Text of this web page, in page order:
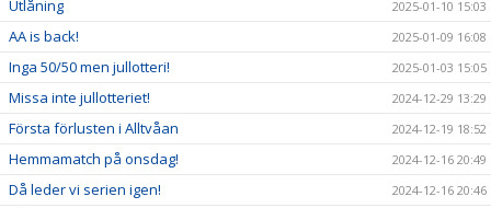
Utlåning 2025-01-10 15:03
AA is back! 2025-01-09 16:08
Inga 50/50 men jullotteri! 2025-01-03 15:05
Missa inte jullotteriet! 2024-12-29 13:29
Första förlusten i Alltvåan 2024-12-19 18:52
Hemmamatch på onsdag! 2024-12-16 20:49
Då leder vi serien igen! 2024-12-16 20:46